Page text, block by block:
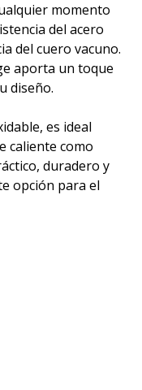
momento
del acero
del cuero vacuno.
aporta un toque
diseño.
es ideal
caliente como
duradero y
opción para el